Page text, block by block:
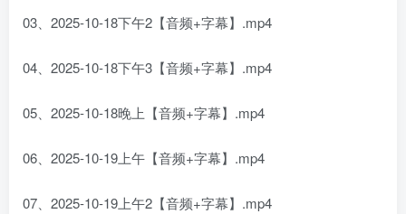
03、2025-10-18下午2【音频+字幕】.mp4
04、2025-10-18下午3【音频+字幕】.mp4
05、2025-10-18晚上【音频+字幕】.mp4
06、2025-10-19上午【音频+字幕】.mp4
07、2025-10-19上午2【音频+字幕】.mp4